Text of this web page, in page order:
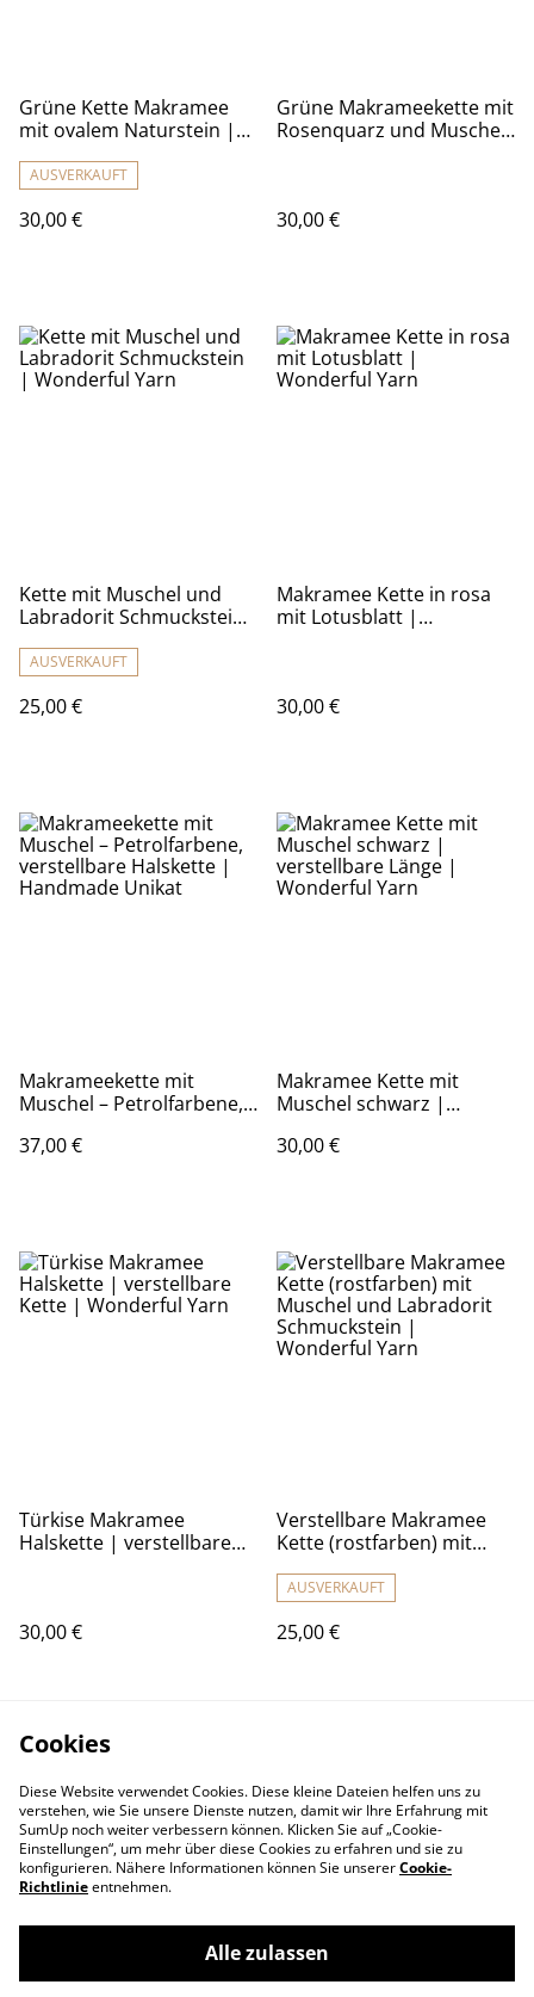
Grüne Kette Makramee
mit ovalem Naturstein |
AUSVERKAUFT
30,00 €
Grüne Makrameekette mit
Rosenquarz und Muschel
30,00 €
Kette mit Muschel und
Labradorit Schmuckstein
AUSVERKAUFT
25,00 €
Makramee Kette in rosa
mit Lotusblatt |
30,00 €
Makrameekette mit
Muschel – Petrolfarbene,
Handmade Unikat
37,00 €
Makramee Kette mit
Muschel schwarz |
Wonderful Yarn
30,00 €
Türkise Makramee
Halskette | verstellbare
30,00 €
Verstellbare Makramee
Kette (rostfarben) mit
Schmuckstein |
Wonderful Yarn
AUSVERKAUFT
25,00 €
Cookies
Diese Website verwendet Cookies. Diese kleine Dateien helfen uns zu
verstehen, wie Sie unsere Dienste nutzen, damit wir Ihre Erfahrung mit
SumUp noch weiter verbessern können. Klicken Sie auf „Cookie-
Einstellungen“, um mehr über diese Cookies zu erfahren und sie zu
konfigurieren. Nähere Informationen können Sie unsererCookie-
Richtlinieentnehmen.
Alle zulassen